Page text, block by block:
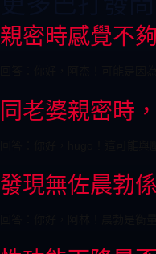
親密時感覺不
同老婆親密時
發現無佐晨勃